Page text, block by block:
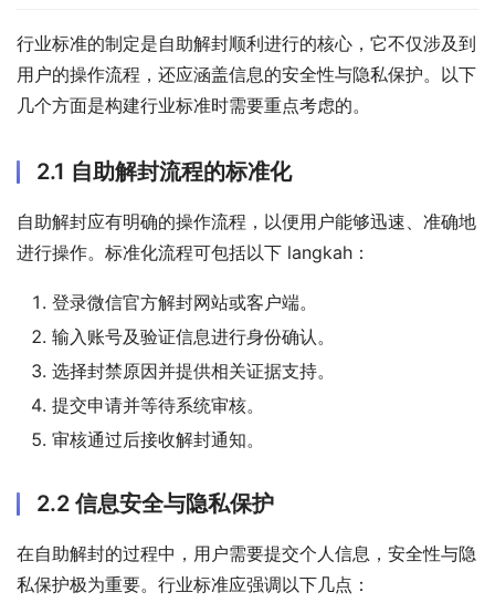
行业标准的制定是自助解封顺利进行的核心，它不仅涉及到
用户的操作流程，还应涵盖信息的安全性与隐私保护。以下
几个方面是构建行业标准时需要重点考虑的。
2.1 自助解封流程的标准化
自助解封应有明确的操作流程，以便用户能够迅速、准确地
进行操作。标准化流程可包括以下 langkah：
登录微信官方解封网站或客户端。
输入账号及验证信息进行身份确认。
选择封禁原因并提供相关证据支持。
提交申请并等待系统审核。
审核通过后接收解封通知。
2.2 信息安全与隐私保护
在自助解封的过程中，用户需要提交个人信息，安全性与隐
私保护极为重要。行业标准应强调以下几点：